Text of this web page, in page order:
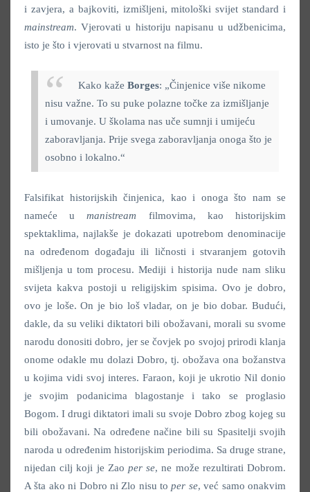
i zavjera, a bajkoviti, izmišljeni, mitološki svijet standard i
mainstream. Vjerovati u historiju napisanu u udžbenicima,
isto je što i vjerovati u stvarnost na filmu.
Kako kaže Borges: „Činjenice više nikome
nisu važne. To su puke polazne točke za izmišljanje
i umovanje. U školama nas uče sumnji i umijeću
zaboravljanja. Prije svega zaboravljanja onoga što je
osobno i lokalno.“
Falsifikat historijskih činjenica, kao i onoga što nam se
nameće umanistream filmovima, kao historijskim
spektaklima, najlakše je dokazati upotrebom denominacije
na određenom događaju ili ličnosti i stvaranjem gotovih
mišljenja u tom procesu. Mediji i historija nude nam sliku
svijeta kakva postoji u religijskim spisima. Ovo je dobro,
ovo je loše. On je bio loš vladar, on je bio dobar. Budući,
dakle, da su veliki diktatori bili obožavani, morali su svome
narodu donositi dobro, jer se čovjek po svojoj prirodi klanja
onome odakle mu dolazi Dobro, tj. obožava ona božanstva
u kojima vidi svoj interes. Faraon, koji je ukrotio Nil donio
je svojim podanicima blagostanje i tako se proglasio
Bogom. I drugi diktatori imali su svoje Dobro zbog kojeg su
bili obožavani. Na određene načine bili su Spasitelji svojih
naroda u određenim historijskim periodima. Sa druge strane,
nijedan cilj koji je Zao per se, ne može rezultirati Dobrom.
A šta ako ni Dobro ni Zlo nisu toper se, već samo onakvim